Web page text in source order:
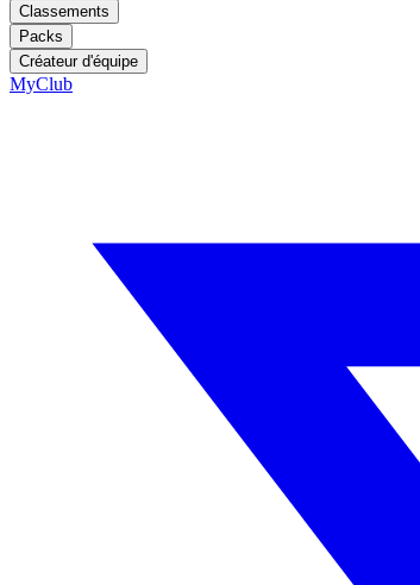
Classements
Packs
Créateur d'équipe
MyClub